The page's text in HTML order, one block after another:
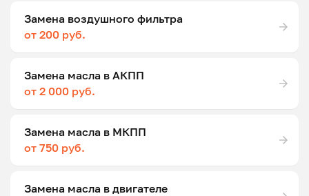
Замена воздушного фильтра
от 200 руб.
Замена масла в АКПП
от 2 000 руб.
Замена масла в МКПП
от 750 руб.
Замена масла в двигателе